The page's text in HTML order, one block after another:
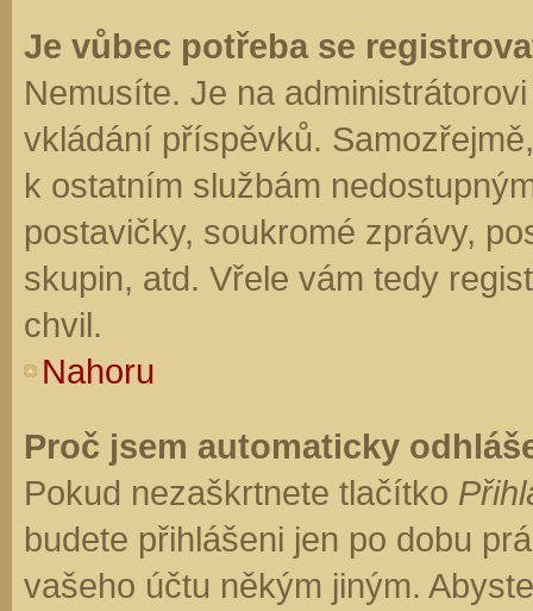
Je vůbec potřeba se
Nemusíte. Je na
vkládání příspěvků.
k ostatním službám
postavičky, soukromé zprávy,
skupin, atd. Vřele vám tedy
chvil.
Nahoru
Proč jsem automaticky
Pokud nezaškrtnete tlačítko
budete přihlášeni jen po dobu
vašeho účtu někým jiným.